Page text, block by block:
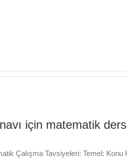
için matematik
Çalışma Tavsiyeleri: Temel: